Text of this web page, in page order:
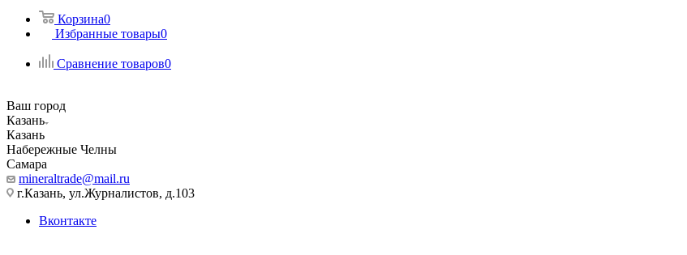
Корзина0
Избранные товары0
Сравнение товаров0
Ваш город
Казань
Казань
Набережные Челны
Самара
mineraltrade@mail.ru
г.Казань, ул.Журналистов, д.103
Вконтакте